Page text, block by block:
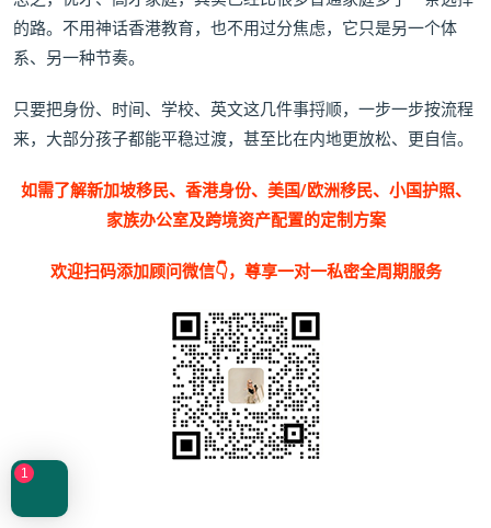
的路。不用神话香港教育，也不用过分焦虑，它只是另一个体
系、另一种节奏。
只要把身份、时间、学校、英文这几件事捋顺，一步一步按流程
来，大部分孩子都能平稳过渡，甚至比在内地更放松、更自信。
如需了解新加坡移民、香港身份、美国/欧洲移民、小国护照、
家族办公室及跨境资产配置的定制方案
欢迎扫码添加顾问微信👇，尊享一对一私密全周期服务
1